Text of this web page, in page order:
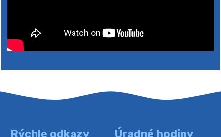
4. augusta 2026 10:05
Zberný dvor-Gyűjtőudvar
bude zberný dvor zatvorený. Értesítjük a lakosokat,
Rýchle odkazy Úradné hodiny